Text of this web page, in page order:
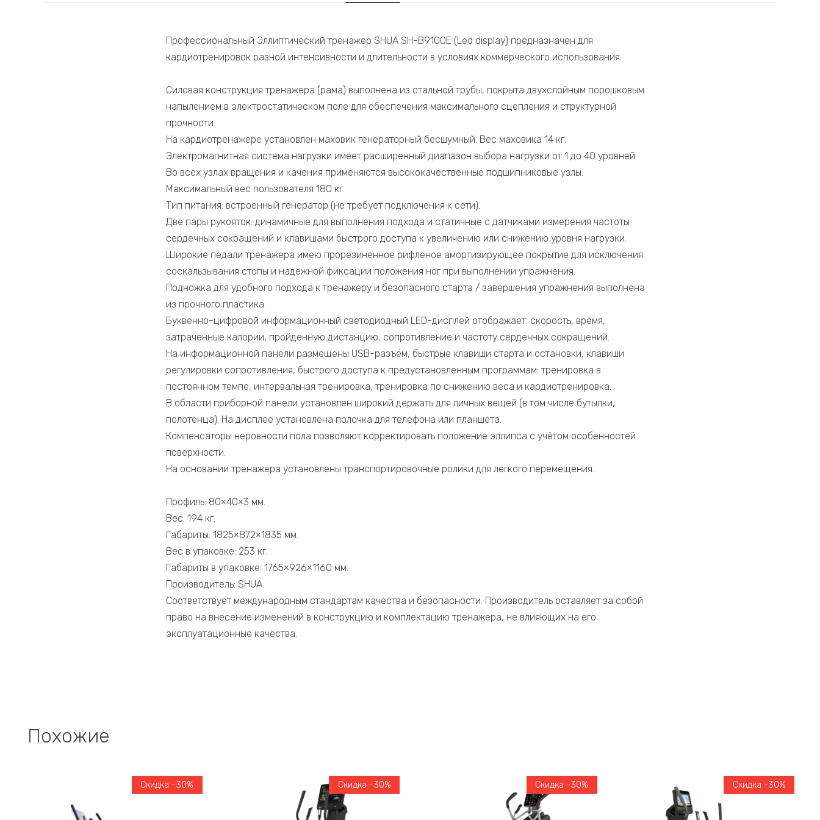
Профессиональный Эллиптический тренажер SHUA SH-B9100E (Led display) предназначен для
кардиотренировок разной интенсивности и длительности в условиях коммерческого использования.
Силовая конструкция тренажера (рама) выполнена из стальной трубы, покрыта двухслойным порошковым
напылением в электростатическом поле для обеспечения максимального сцепления и структурной
прочности.
На кардиотренажере установлен маховик генераторный бесшумный. Вес маховика 14 кг.
Электромагнитная система нагрузки имеет расширенный диапазон выбора нагрузки от 1 до 40 уровней.
Во всех узлах вращения и качения применяются высококачественные подшипниковые узлы.
Максимальный вес пользователя 180 кг.
Тип питания: встроенный генератор (не требует подключения к сети).
Две пары рукояток: динамичные для выполнения подхода и статичные с датчиками измерения частоты
сердечных сокращений и клавишами быстрого доступа к увеличению или снижению уровня нагрузки.
Широкие педали тренажера имею прорезиненное рифлёное амортизирующее покрытие для исключения
соскальзывания стопы и надежной фиксации положения ног при выполнении упражнения.
Подножка для удобного подхода к тренажеру и безопасного старта / завершения упражнения выполнена
из прочного пластика.
Буквенно-цифровой информационный светодиодный LED-дисплей отображает: скорость, время,
затраченные калории, пройденную дистанцию, сопротивление и частоту сердечных сокращений.
На информационной панели размещены USB-разъём, быстрые клавиши старта и остановки, клавиши
регулировки сопротивления, быстрого доступа к предустановленным программам: тренировка в
постоянном темпе, интервальная тренировка, тренировка по снижению веса и кардиотренировка.
В области приборной панели установлен широкий держать для личных вещей (в том числе бутылки,
полотенца). На дисплее установлена полочка для телефона или планшета.
Компенсаторы неровности пола позволяют корректировать положение эллипса с учётом особенностей
поверхности.
На основании тренажера установлены транспортировочные ролики для легкого перемещения.
Профиль: 80×40×3 мм.
Вес: 194 кг.
Габариты: 1825×872×1835 мм.
Вес в упаковке: 253 кг.
Габариты в упаковке: 1765×926×1160 мм.
Производитель: SHUA.
Соответствует международным стандартам качества и безопасности. Производитель оставляет за собой
право на внесение изменений в конструкцию и комплектацию тренажера, не влияющих на его
эксплуатационные качества.
Похожие
Скидка -30% Скидка -30% Скидка -30% Скидка -30%